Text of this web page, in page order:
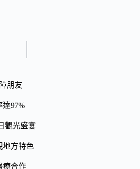
朋友
97%
觀光盛宴
地方特色
療合作